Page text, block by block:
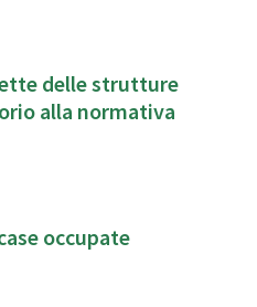
delle strutture
alla normativa
occupate